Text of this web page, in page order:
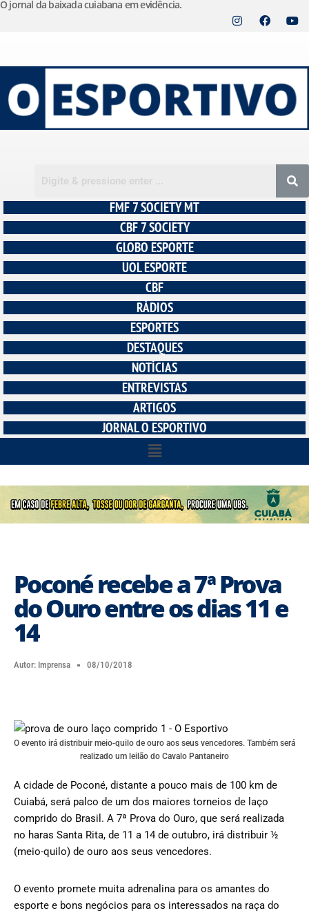
o
conteúdo
O jornal da baixada cuiabana em evidência.
FMF 7 SOCIETY MT
CBF 7 SOCIETY
GLOBO ESPORTE
UOL ESPORTE
CBF
RÁDIOS
ESPORTES
DESTAQUES
NOTÍCIAS
ENTREVISTAS
ARTIGOS
JORNAL O ESPORTIVO
Poconé recebe a 7ª Prova
do Ouro entre os dias 11 e
14
Autor: Imprensa 08/10/2018
O evento irá distribuir meio-quilo de ouro aos seus vencedores. Também será
realizado um leilão do Cavalo Pantaneiro
A cidade de Poconé, distante a pouco mais de 100 km de
Cuiabá, será palco de um dos maiores torneios de laço
comprido do Brasil. A 7ª Prova do Ouro, que será realizada
no haras Santa Rita, de 11 a 14 de outubro, irá distribuir ½
(meio-quilo) de ouro aos seus vencedores.
O evento promete muita adrenalina para os amantes do
esporte e bons negócios para os interessados na raça do